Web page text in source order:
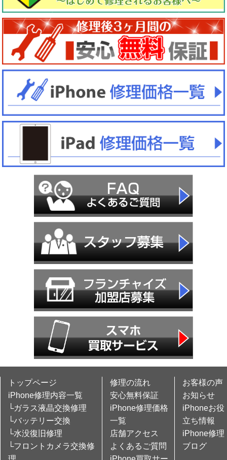
トップページ
iPhone修理内容一覧
└ガラス液晶交換修理
└バッテリー交換
└水没復旧修理
└フロントカメラ交換修
修理の流れ
安心無料保証
iPhone修理価格
一覧
店舗アクセス
よくあるご質問
お客様の声
お知らせ
iPhoneお役
立ち情報
iPhone修理
ブログ